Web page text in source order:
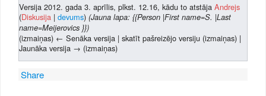
Versija 2012. gada 3. aprīlis, plkst. 12.16, kādu to atstājaAndrejs
(Diskusija |devums) (Jauna lapa: {{Person |First name=S. |Last
name=Meijerovics }})
(izmaiņas) ← Senāka versija | skatīt pašreizējo versiju (izmaiņas) |
Jaunāka versija → (izmaiņas)
Share